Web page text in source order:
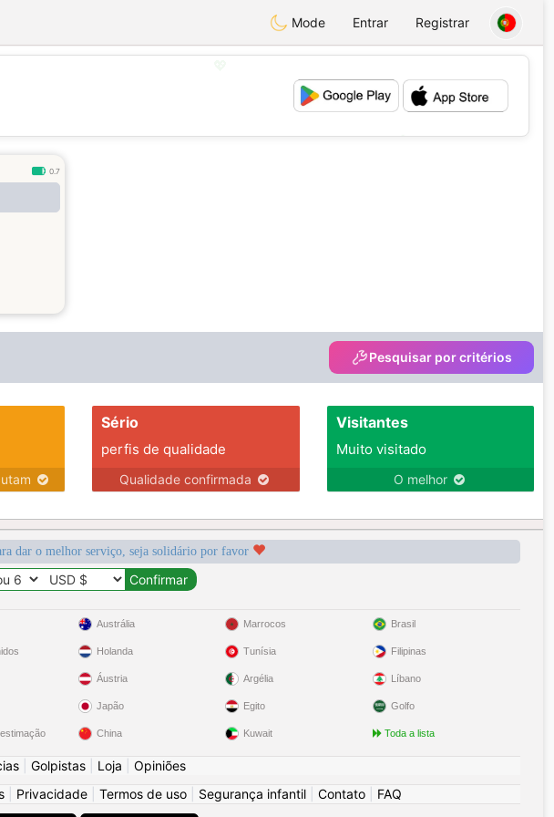
Mode Entrar Registrar
💕
0.7
Pesquisar por critérios
Sério
perfis de qualidade
Qualidade confirmada
Visitantes
Muito visitado
O melhor
dar o melhor serviço, seja solidário por favor
Austrália
Holanda
Áustria
Japão
China
Marrocos
Tunísia
Argélia
Egito
Kuwait
Brasil
Filipinas
Líbano
Golfo
Toda a lista
Golpistas Loja
Opiniões
Privacidade Termos de uso Segurança infantil Contato FAQ